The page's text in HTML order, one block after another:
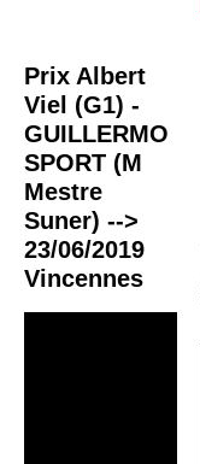
Prix Albert
Viel (G1) -
GUILLERMO
SPORT (M
Mestre
Suner) -->
23/06/2019
Vincennes